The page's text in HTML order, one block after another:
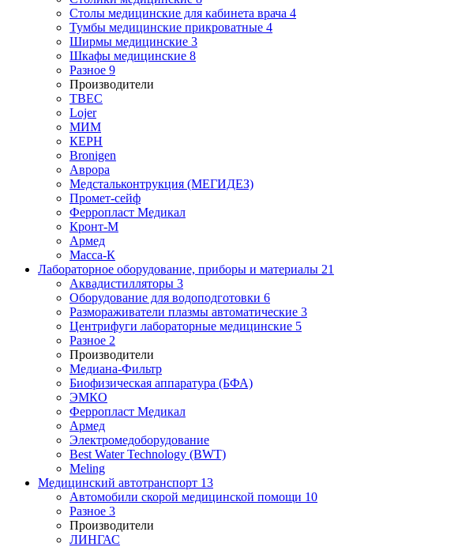
Столы медицинские для кабинета врача 4
Тумбы медицинские прикроватные 4
Ширмы медицинские 3
Шкафы медицинские 8
Разное 9
Производители
ТВЕС
Lojer
МИМ
КЕРН
Bronigen
Аврора
Медстальконтрукция (МЕГИДЕЗ)
Промет-сейф
Ферропласт Медикал
Кронт-М
Армед
Масса-К
Лабораторное оборудование, приборы и материалы 21
Аквадистилляторы 3
Оборудование для водоподготовки 6
Размораживатели плазмы автоматические 3
Центрифуги лабораторные медицинские 5
Разное 2
Производители
Медиана-Фильтр
Биофизическая аппаратура (БФА)
ЭМКО
Ферропласт Медикал
Армед
Электромедоборудование
Best Water Technology (BWT)
Meling
Медицинский автотранспорт 13
Автомобили скорой медицинской помощи 10
Разное 3
Производители
ЛИНГАС